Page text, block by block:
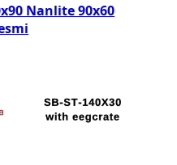
Nanlite 90x60